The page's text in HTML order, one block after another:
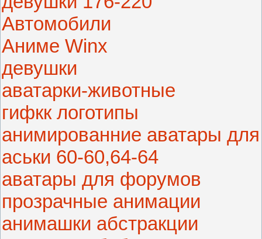
Автомобили
Аниме Winx
девушки
аватарки-животные
гифкк логотипы
анимированние аватары для
аськи 60-60,64-64
аватары для форумов
прозрачные анимации
анимашки абстракции